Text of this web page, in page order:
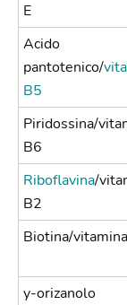
E
Acido
pantotenico/
B5
Piridossina/
B6
Riboflavina/
B2
Biotina/
y-orizanolo